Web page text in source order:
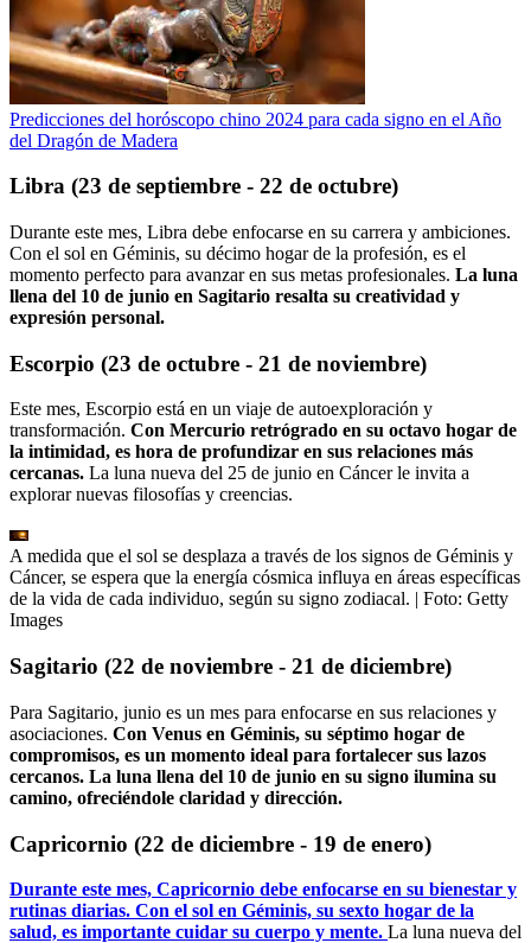
Predicciones del horóscopo chino 2024 para cada signo en el Año
del Dragón de Madera
Libra (23 de septiembre - 22 de octubre)
Durante este mes, Libra debe enfocarse en su carrera y ambiciones.
Con el sol en Géminis, su décimo hogar de la profesión, es el
momento perfecto para avanzar en sus metas profesionales. La luna
llena del 10 de junio en Sagitario resalta su creatividad y
expresión personal.
Escorpio (23 de octubre - 21 de noviembre)
Este mes, Escorpio está en un viaje de autoexploración y
transformación. Con Mercurio retrógrado en su octavo hogar de
la intimidad, es hora de profundizar en sus relaciones más
cercanas. La luna nueva del 25 de junio en Cáncer le invita a
explorar nuevas filosofías y creencias.
A medida que el sol se desplaza a través de los signos de Géminis y
Cáncer, se espera que la energía cósmica influya en áreas específicas
de la vida de cada individuo, según su signo zodiacal. | Foto: Getty
Images
Sagitario (22 de noviembre - 21 de diciembre)
Para Sagitario, junio es un mes para enfocarse en sus relaciones y
asociaciones. Con Venus en Géminis, su séptimo hogar de
compromisos, es un momento ideal para fortalecer sus lazos
cercanos. La luna llena del 10 de junio en su signo ilumina su
camino, ofreciéndole claridad y dirección.
Capricornio (22 de diciembre - 19 de enero)
Durante este mes, Capricornio debe enfocarse en su bienestar y
rutinas diarias. Con el sol en Géminis, su sexto hogar de la
salud, es importante cuidar su cuerpo y mente. La luna nueva del